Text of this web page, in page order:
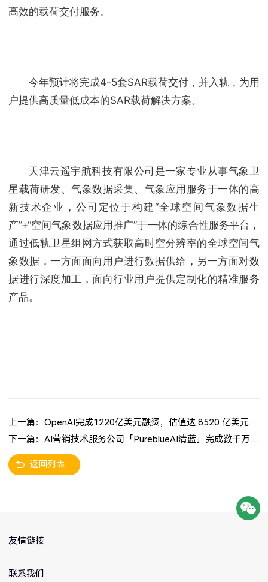
高效的载荷交付服务。
今年预计将完成4-5套SAR载荷交付，并入轨，为用
户提供高质量低成本的SAR载荷解决方案。
天津云遥宇航科技有限公司是一家专业从事气象卫
星载荷研发、气象数据采集、气象应用服务于一体的高
新技术企业，公司定位于构建“全球空间气象数据生
产”+“空间气象数据应用推广”于一体的综合性服务平台，
通过低轨卫星组网方式获取高时空分辨率的全球空间气
象数据，一方面面向用户进行数据供给，另一方面对数
据进行深度加工，面向行业用户提供定制化的精准服务
产品。
上一篇：OpenAI完成1220亿美元融资，估值达 8520 亿美元
返回列表
下一篇：AI营销技术服务公司「PureblueAI清蓝」完成数千万元天使轮融资
友情链接
联系我们